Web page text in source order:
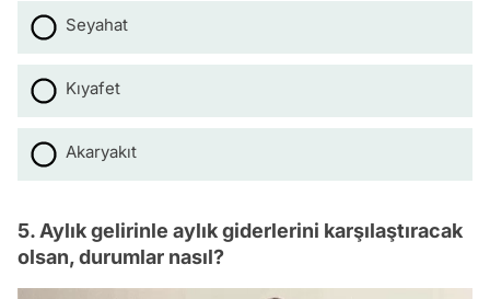
Seyahat
Kıyafet
Akaryakıt
5. Aylık gelirinle aylık giderlerini karşılaştıracak
olsan, durumlar nasıl?